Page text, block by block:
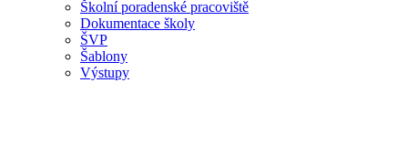
Školní poradenské pracoviště
Dokumentace školy
ŠVP
Šablony
Výstupy